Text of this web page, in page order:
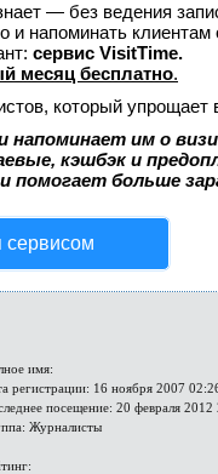
— без ведения
и напоминать
сервис VisitTime.
месяц бесплатно.
который упрощает
напоминает им о
кэшбэк и
помогает больше
сервисом
имя:
регистрации: 16 ноября 2007
посещение: 20 февраля 2012
Журналисты